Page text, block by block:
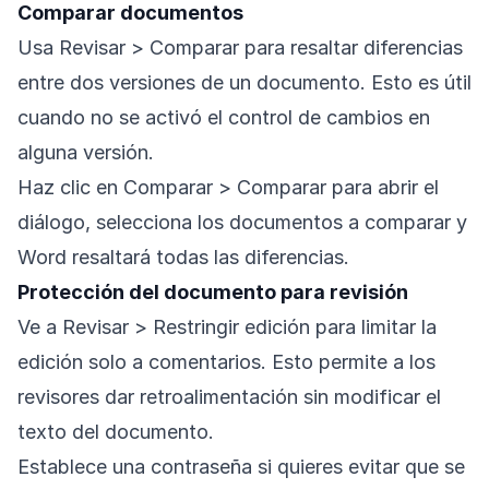
Comparar documentos
Usa Revisar > Comparar para resaltar diferencias
entre dos versiones de un documento. Esto es útil
cuando no se activó el control de cambios en
alguna versión.
Haz clic en Comparar > Comparar para abrir el
diálogo, selecciona los documentos a comparar y
Word resaltará todas las diferencias.
Protección del documento para revisión
Ve a Revisar > Restringir edición para limitar la
edición solo a comentarios. Esto permite a los
revisores dar retroalimentación sin modificar el
texto del documento.
Establece una contraseña si quieres evitar que se